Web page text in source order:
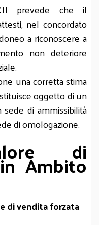
prevede che il
nel concordato
a riconoscere a
non deteriore
una corretta stima
oggetto di un
sede di ammissibilità
di omologazione.
di
Ambito
di vendita forzata